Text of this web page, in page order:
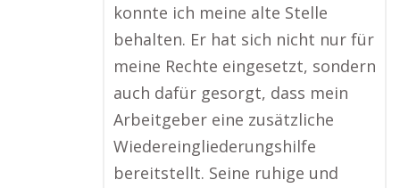
konnte ich meine alte Stelle
behalten. Er hat sich nicht nur für
meine Rechte eingesetzt, sondern
auch dafür gesorgt, dass mein
Arbeitgeber eine zusätzliche
Wiedereingliederungshilfe
bereitstellt. Seine ruhige und